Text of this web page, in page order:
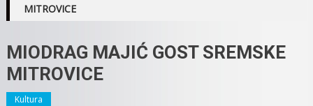
MITROVICE
MIODRAG MAJIĆ GOST SREMSKE
MITROVICE
Kultura